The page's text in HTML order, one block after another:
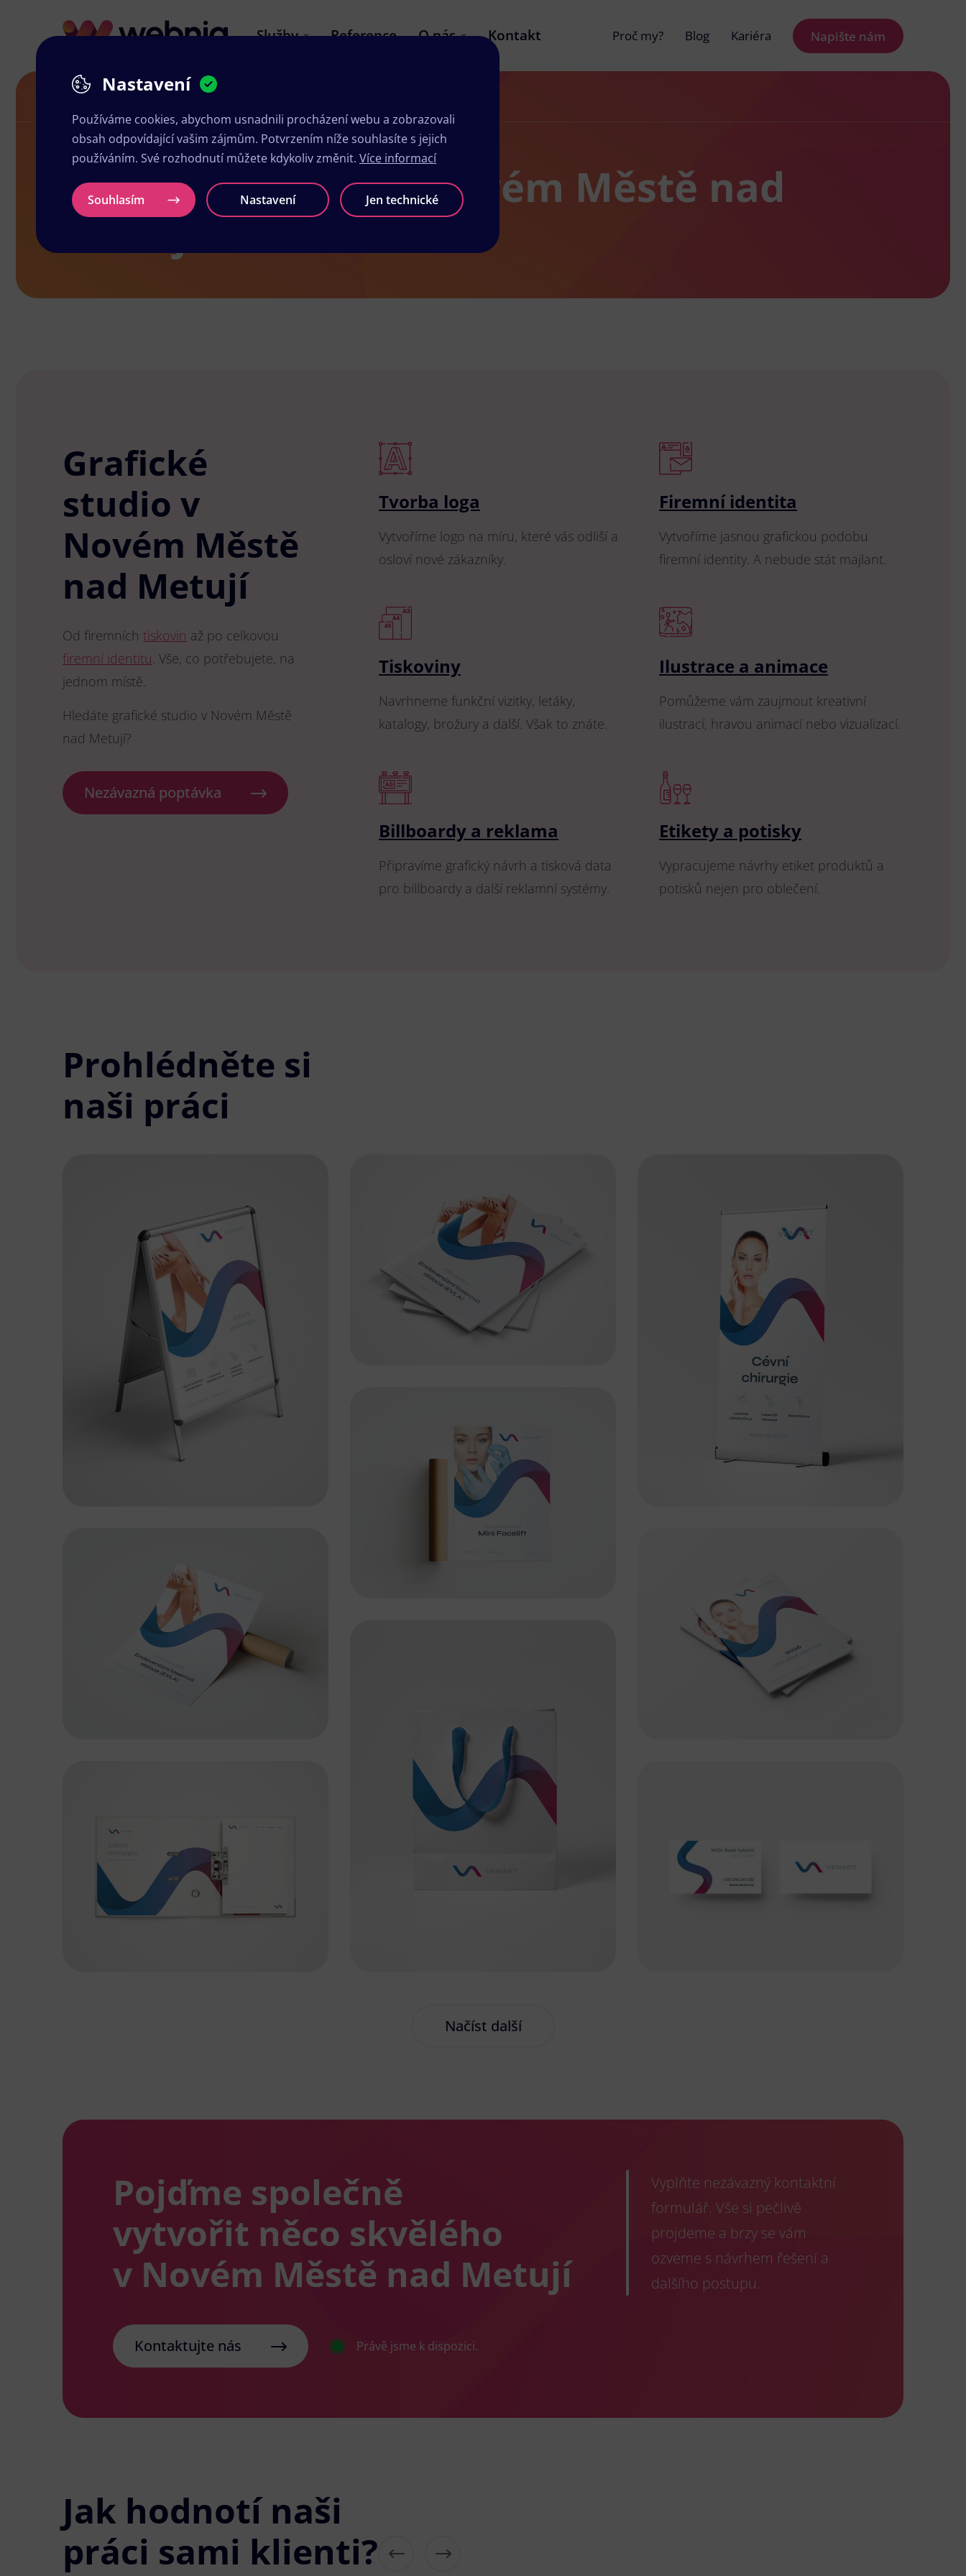
Služby Reference O nás Kontakt Proč my? Blog Kariéra Napište nám
Grafické studio v Novém Městě nad Metují
Grafické studio v Novém Městě nad
Metují
Grafické
studio v
Novém Městě
nad Metují
Od firemních tiskovin až po celkovou
firemní identitu. Vše, co potřebujete, na
jednom místě.
Hledáte grafické studio v Novém Městě
nad Metují?
Nezávazná poptávka
Tvorba loga
Vytvoříme logo na míru, které vás odliší a
osloví nové zákazníky.
Firemní identita
Vytvoříme jasnou grafickou podobu
firemní identity. A nebude stát majlant.
Tiskoviny
Navrhneme funkční vizitky, letáky,
katalogy, brožury a další. Však to znáte.
Ilustrace a animace
Pomůžeme vám zaujmout kreativní
ilustrací, hravou animací nebo vizualizací.
Billboardy a reklama
Připravíme grafický návrh a tisková data
pro billboardy a další reklamní systémy.
Etikety a potisky
Vypracujeme návrhy etiket produktů a
potisků nejen pro oblečení.
Prohlédněte si
naši práci
Načíst další
Pojďme společně
vytvořit něco skvělého
v Novém Městě nad Metují
Vyplňte nezávazný kontaktní
formulář. Vše si pečlivě
projdeme a brzy se vám
ozveme s návrhem řešení a
dalšího postupu.
Kontaktujte nás Právě jsme k dispozici.
Jak hodnotí naši
práci sami klienti?
Nastavení
Používáme cookies, abychom usnadnili procházení webu a zobrazovali
obsah odpovídající vašim zájmům. Potvrzením níže souhlasíte s jejich
používáním. Své rozhodnutí můžete kdykoliv změnit. Více informací
Souhlasím Nastavení Jen technické